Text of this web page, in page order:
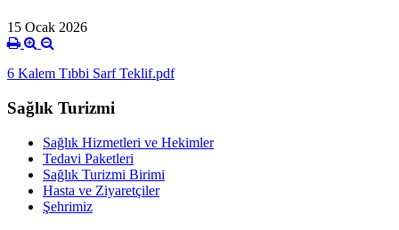
15 Ocak 2026
6 Kalem Tıbbi Sarf Teklif.pdf
Sağlık Turizmi
Sağlık Hizmetleri ve Hekimler
Tedavi Paketleri
Sağlık Turizmi Birimi
Hasta ve Ziyaretçiler
Şehrimiz